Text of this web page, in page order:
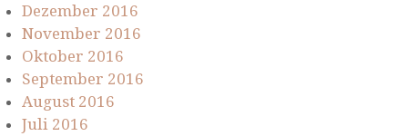
Dezember 2016
November 2016
Oktober 2016
September 2016
August 2016
Juli 2016